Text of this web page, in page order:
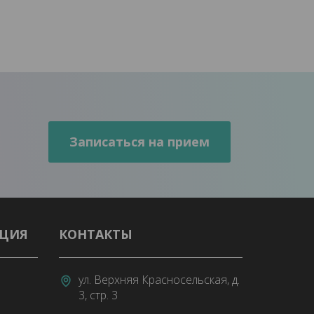
КОНТАКТЫ
ул. Верхняя Красносельская, д.
3, стр. 3